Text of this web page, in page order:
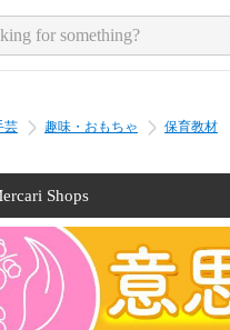
芸 趣味・おもちゃ 保育教材
Shops